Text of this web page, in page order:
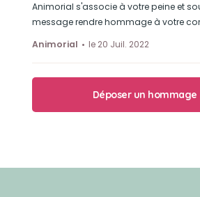
Animorial s'associe à votre peine et
message rendre hommage à votre
Animorial
le 20 Juil. 2022
Déposer un hommage